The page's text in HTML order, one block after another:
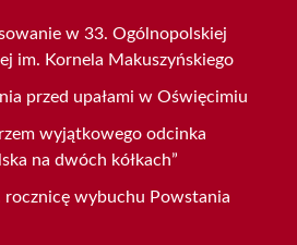
w 33. Ogólnopolskiej
im. Kornela Makuszyńskiego
przed upałami w Oświęcimiu
wyjątkowego odcinka
na dwóch kółkach”
wybuchu Powstania